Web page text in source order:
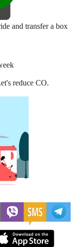
and transfer a box
reduce CO.